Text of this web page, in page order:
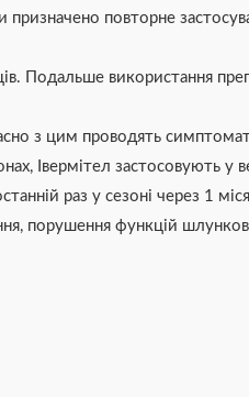
повторне
Подальше використання
з цим проводять
Івермітел застосовують у
раз у сезоні через 1
порушення функцій